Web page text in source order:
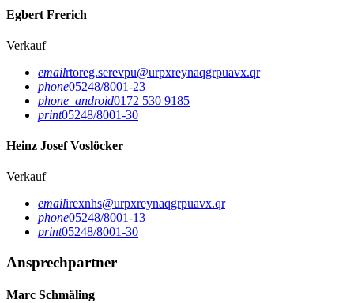
Egbert Frerich
Verkauf
emailrtoreg.serevpu@urpxreynaqgrpuavx.qr
phone05248/8001-23
phone_android0172 530 9185
print05248/8001-30
Heinz Josef Voslöcker
Verkauf
emailirexnhs@urpxreynaqgrpuavx.qr
phone05248/8001-13
print05248/8001-30
Ansprechpartner
Marc Schmäling